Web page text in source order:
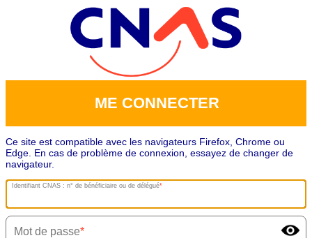
ME CONNECTER
Ce site est compatible avec les navigateurs Firefox, Chrome ou
Edge. En cas de problème de connexion, essayez de changer de
navigateur.
Identifiant CNAS : n° de bénéficiaire ou de délégué
Mot de passe